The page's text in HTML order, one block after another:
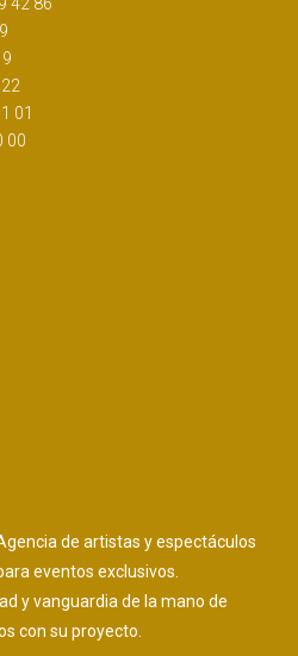
01
00
de artistas y espectáculos
eventos exclusivos.
y vanguardia de la mano de
con su proyecto.